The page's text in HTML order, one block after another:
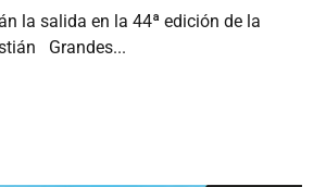
la salida en la 44ª edición de la
Grandes...